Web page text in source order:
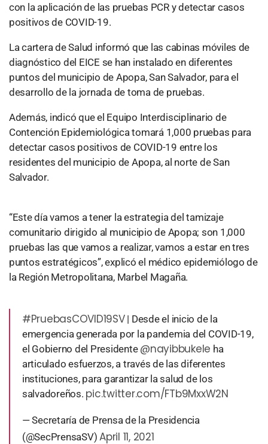
con la aplicación de las pruebas PCR y detectar casos
positivos de COVID-19.
La cartera de Salud informó que las cabinas móviles de
diagnóstico del EICE se han instalado en diferentes
puntos del municipio de Apopa, San Salvador, para el
desarrollo de la jornada de toma de pruebas.
Además, indicó que el Equipo Interdisciplinario de
Contención Epidemiológica tomará 1,000 pruebas para
detectar casos positivos de COVID-19 entre los
residentes del municipio de Apopa, al norte de San
Salvador.
“Este día vamos a tener la estrategia del tamizaje
comunitario dirigido al municipio de Apopa; son 1,000
pruebas las que vamos a realizar, vamos a estar en tres
puntos estratégicos”, explicó el médico epidemiólogo de
la Región Metropolitana, Marbel Magaña.
#PruebasCOVID19SV| Desde el inicio de la
emergencia generada por la pandemia del COVID-19,
el Gobierno del Presidente @nayibbukele ha
articulado esfuerzos, a través de las diferentes
instituciones, para garantizar la salud de los
salvadoreños. pic.twitter.com/FTb9MxxW2N
— Secretaría de Prensa de la Presidencia
(@SecPrensaSV)April 11, 2021